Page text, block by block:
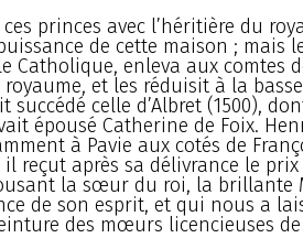
princes avec l’héritière du
de cette maison ; mais
Catholique, enleva aux comtes
et les réduisit à la
succédé celle d’Albret (1500),
épousé Catherine de Foix.
à Pavie aux cotés de
reçut après sa délivrance le prix
la sœur du roi, la brillante
de son esprit, et qui nous a
des mœurs licencieuses